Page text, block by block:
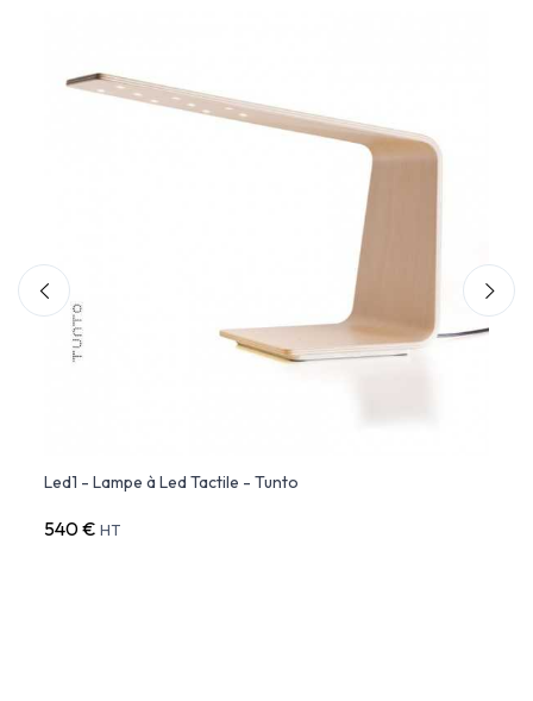
Led1 - Lampe à Led Tactile - Tunto
540 € HT